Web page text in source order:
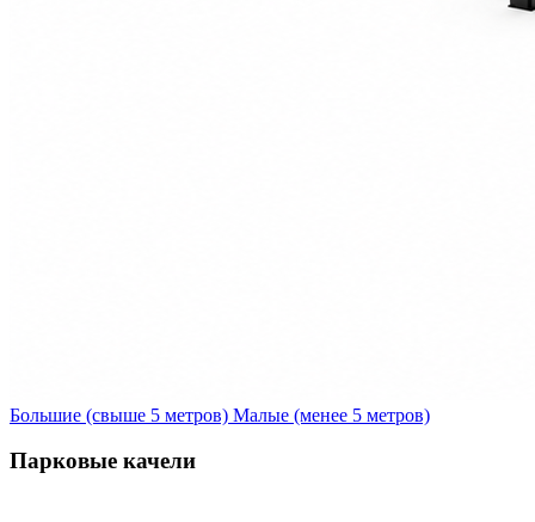
Большие (свыше 5 метров) Малые (менее 5 метров)
Парковые качели